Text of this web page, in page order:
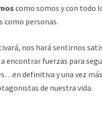
como somos y con todo
como personas.
nos hará sentirnos
encontrar fuerzas para
definitiva y una vez
de nuestra vida.